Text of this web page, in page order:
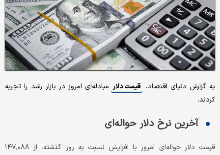
به گزارش دنیای اقتصاد، قیمت دلار مبادله‌ای امروز در بازار رشد را تجربه
کردند.
آخرین نرخ دلار حواله‌ای
قیمت دلار حواله‌ای امروز با افزایش نسبت به روز گذشته، از ۱۴۷,۰۸۸